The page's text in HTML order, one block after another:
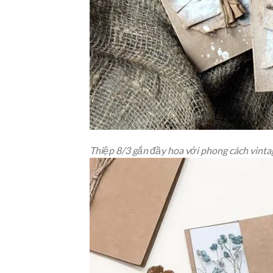
Thiệp 8/3 gắn đầy hoa với phong cách